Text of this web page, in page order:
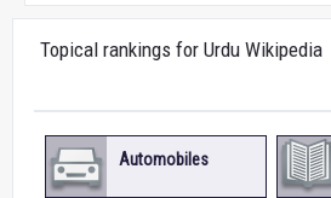
Topical rankings for Urdu Wikipedia
Automobiles